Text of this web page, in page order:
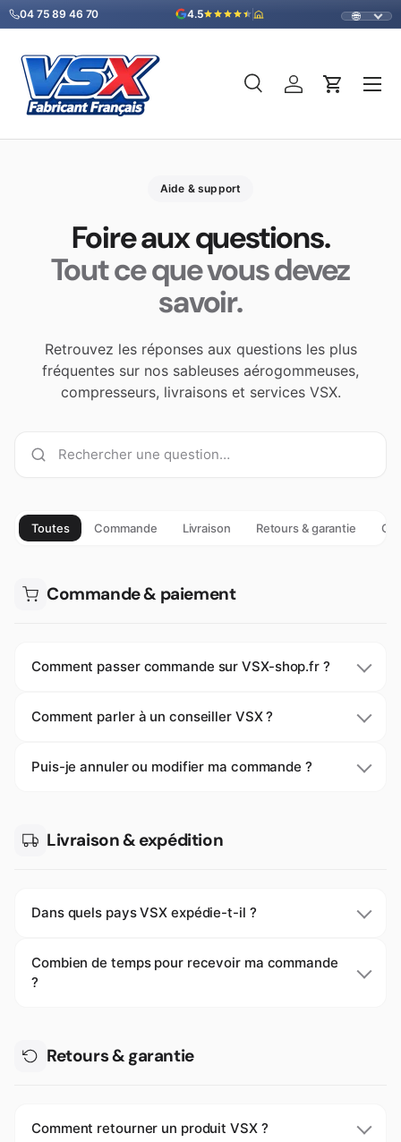
Direkt zum Inhalt
04 75 89 46 70 4.5 🌐
Suchen
Art
SucheEinloggen
Menü
Aide & support
Foire aux questions.
Tout ce que vous devez
savoir.
Retrouvez les réponses aux questions les plus
fréquentes sur nos sableuses aérogommeuses,
compresseurs, livraisons et services VSX.
Toutes Commande Livraison Retours & garantie
Commande & paiement
Comment passer commande sur VSX-shop.fr ?
Comment parler à un conseiller VSX ?
Puis-je annuler ou modifier ma commande ?
Livraison & expédition
Dans quels pays VSX expédie-t-il ?
Combien de temps pour recevoir ma commande
?
Retours & garantie
Comment retourner un produit VSX ?